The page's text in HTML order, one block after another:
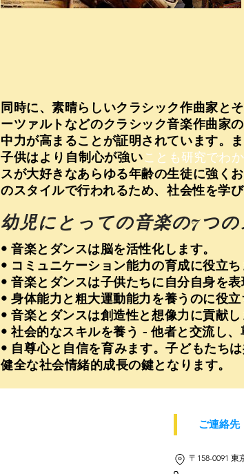
同時に、素晴らしいクラシック作曲家と
ーツァルトなどのクラシック音楽作曲家
中力が高まることが証明されています。
子供はより 自制心が強いことも研究でわ
スが大好きなあらゆる年齢の生徒に強く
のスタイルで行われるため、社会性を学
幼児にとっての音楽の7つの
• 音楽とダンスは脳を活性化します。
• コミュニケーション能力の育成に役立ち
• 音楽とダンスは子供たちに自分自身を表
• 身体能力と粗大運動能力を養うのに役立
• 音楽とダンスは創造性と想像力に貢献し
• 社会的なスキルを養う - 他者と交流し、
• 自尊心と自信を育みます。子どもたち
健全な社会情緒的成長の鍵となります。
ご連絡先
〒158-0091 東